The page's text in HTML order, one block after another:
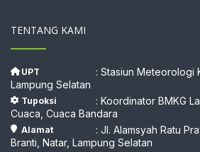
TENTANG KAMI
UPT
: Stasiun Meteorologi
Lampung Selatan
Tupoksi
: Koordinator BMKG
Cuaca, Cuaca Bandara
Alamat
: Jl. Alamsyah Ratu
Branti, Natar, Lampung Selatan